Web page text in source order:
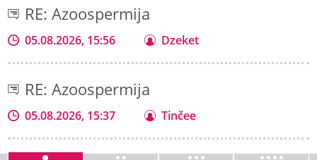
RE: Azoospermija
05.08.2026, 15:56 Dzeket
RE: Azoospermija
05.08.2026, 15:37 Tinčee